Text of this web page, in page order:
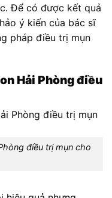
Để có được kết quả
ý kiến của bác sĩ
pháp điều trị mụn
Hải Phòng điều
điều trị mụn cho